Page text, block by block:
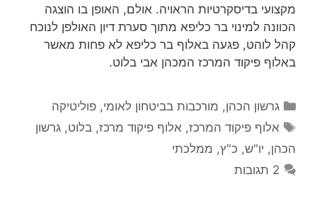
מקצועי בדיסקרטיות הראויה. אולם, האופן בו הוצגה
הכוונה למינוי בר כליפא מתוך סערת דיון האולפן לנוכח
קהל לוהט, פגעה באלוף בר כליפא לא פחות מאשר
באלוף פיקוד המרכז המכהן אבי בלוט.
קטגוריות
גרשון הכהן, מורכבות בביטחון לאומי,פוליטיקה
תגיות
אלוף פיקוד המרכז, אלוף פיקוד מרכז,בלוט,גרשון
הכהן, יו"ש, כ"ץ, ממלכתי
2 תגובות